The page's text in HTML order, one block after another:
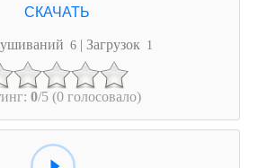
6 | Загрузок 1
0/5 (0 голосовало)